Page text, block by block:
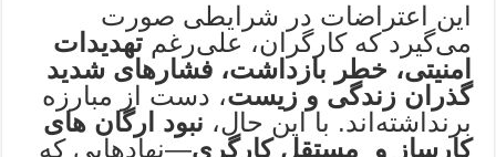
این اعتراضات در شرایطی صورت
می‌گیرد که کارگران، علی‌رغمتهدیدات
امنیتی، خطر بازداشت، فشارهای شدید
گذران زندگی و زیست، دست از مبارزه
برنداشته‌اند. با این حال، نبود ارگان های
کارساز و مستقل کارگری—نهادهایی که